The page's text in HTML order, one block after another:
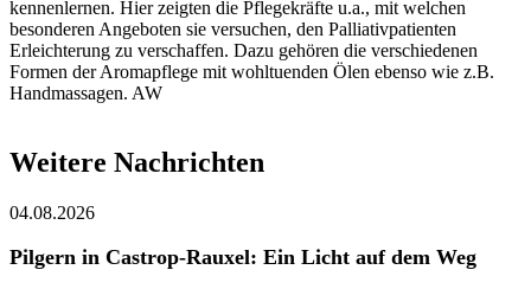
kennenlernen. Hier zeigten die Pflegekräfte u.a., mit welchen
besonderen Angeboten sie versuchen, den Palliativpatienten
Erleichterung zu verschaffen. Dazu gehören die verschiedenen
Formen der Aromapflege mit wohltuenden Ölen ebenso wie z.B.
Handmassagen. AW
Weitere Nachrichten
04.08.2026
Pilgern in Castrop-Rauxel: Ein Licht auf dem Weg